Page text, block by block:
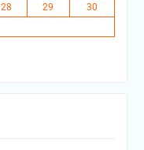
28 29
30